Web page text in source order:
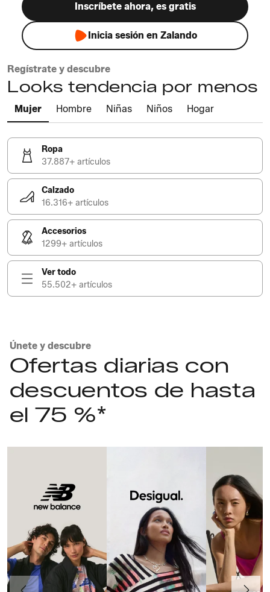
Inscríbete ahora, es gratis
Inicia sesión en Zalando
Regístrate y descubre
Looks tendencia por menos
Mujer Hombre Niñas Niños Hogar
Ropa
37.887+ artículos
Calzado
16.316+ artículos
Accesorios
1299+ artículos
Ver todo
55.502+ artículos
Únete y descubre
Ofertas diarias con
descuentos de hasta
el 75 %*
Anteriormente